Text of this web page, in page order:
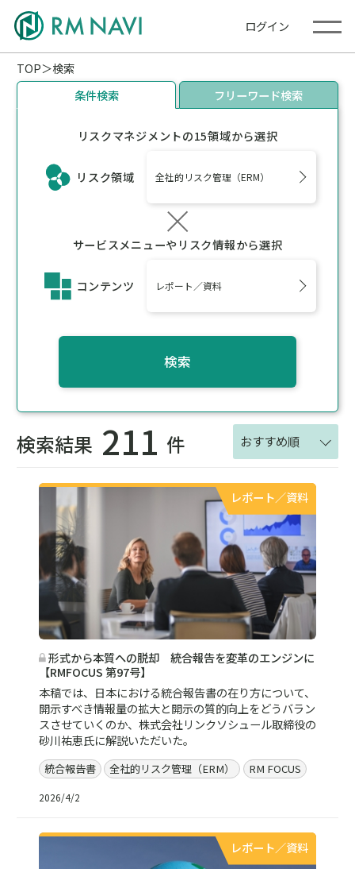
ログイン
TOP
検索
条件検索
フリーワード検索
リスクマネジメントの15領域から選択
リスク領域 全社的リスク管理（ERM）
サービスメニューやリスク情報から選択
コンテンツ レポート／資料
検索
検索結果 211 件 おすすめ順
レポート／資料
形式から本質への脱却 統合報告を変革のエンジンに
【RMFOCUS 第97号】
本稿では、日本における統合報告書の在り方について、
開示すべき情報量の拡大と開示の質的向上をどうバラン
スさせていくのか、株式会社リンクソシュール取締役の
砂川祐恵氏に解説いただいた。
統合報告書 全社的リスク管理（ERM） RM FOCUS
2026/4/2
レポート／資料